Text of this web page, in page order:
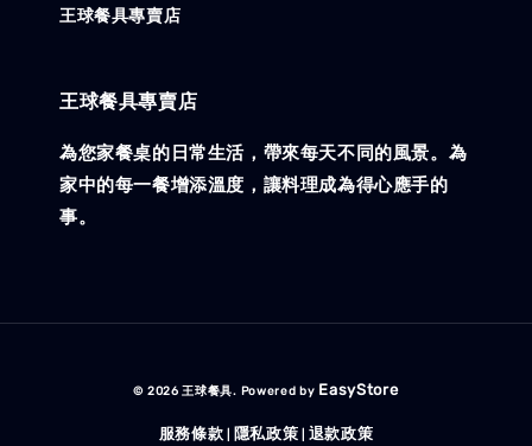
王球餐具專賣店
王球餐具專賣店
為您家餐桌的日常生活，帶來每天不同的風景。為
家中的每一餐增添溫度，讓料理成為得心應手的
事。
© 2026 王球餐具. Powered by EasyStore
服務條款 隱私政策 退款政策